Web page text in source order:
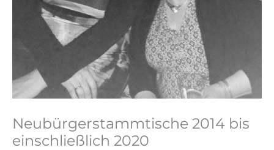
Neubürgerstammtische 2014 bis
einschließlich 2020